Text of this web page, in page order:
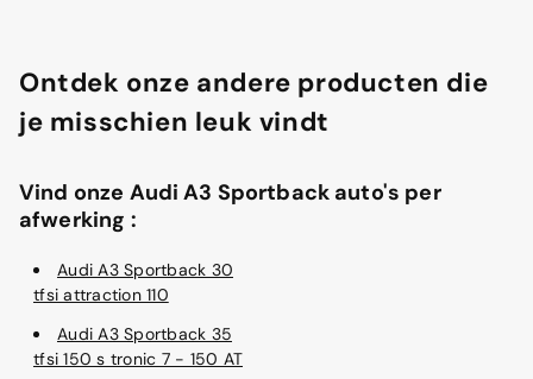
Ontdek onze andere producten die
je misschien leuk vindt
Vind onze Audi A3 Sportback auto's per
afwerking :
Audi A3 Sportback 30
tfsi attraction 110
Audi A3 Sportback 35
tfsi 150 s tronic 7 - 150 AT